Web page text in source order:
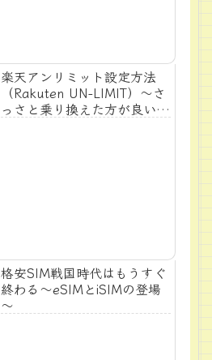
楽天アンリミット設定方法
（Rakuten UN-LIMIT）～さ
っさと乗り換えた方が良い理
格安SIM戦国時代はもうすぐ
終わる～eSIMとiSIMの登場
～